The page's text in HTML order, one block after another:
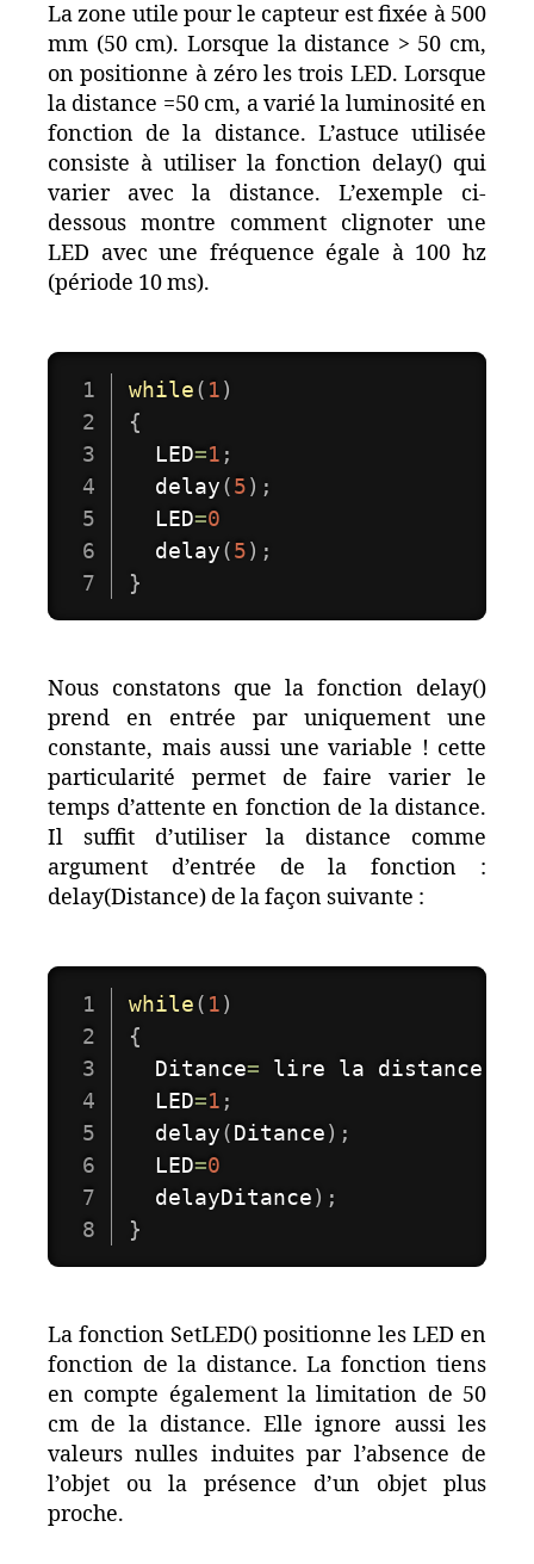
La zone utile pour le capteur est fixée à 500
mm (50 cm). Lorsque la distance > 50 cm,
on positionne à zéro les trois LED. Lorsque
la distance =50 cm, a varié la luminosité en
fonction de la distance. L’astuce utilisée
consiste à utiliser la fonction delay() qui
varier avec la distance. L’exemple ci-
dessous montre comment clignoter une
LED avec une fréquence égale à 100 hz
(période 10 ms).
while( 1)
{
  LED
=1 ;
delay(5) ;
  LED
=0
delay(5) ;
}
Nous constatons que la fonction delay()
prend en entrée par uniquement une
constante, mais aussi une variable ! cette
particularité permet de faire varier le
temps d’attente en fonction de la distance.
Il suffit d’utiliser la distance comme
argument d’entrée de la fonction :
delay(Distance) de la façon suivante :
while( 1)
{
  Ditance
= lire la distance
  LED
=1 ;
delay(Ditance) ;
  LED
=0
  delayDitance
) ;
}
La fonction SetLED() positionne les LED en
fonction de la distance. La fonction tiens
en compte également la limitation de 50
cm de la distance. Elle ignore aussi les
valeurs nulles induites par l’absence de
l’objet ou la présence d’un objet plus
proche.